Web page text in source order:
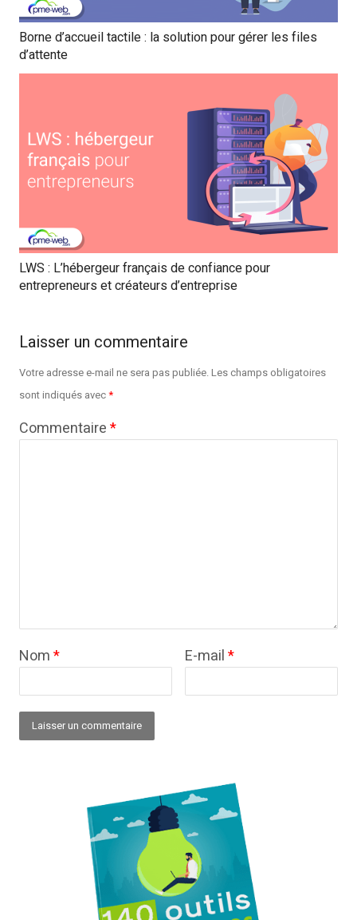
Borne d’accueil tactile : la solution pour gérer les files
d’attente
LWS : L’hébergeur français de confiance pour
entrepreneurs et créateurs d’entreprise
Laisser un commentaire
Votre adresse e-mail ne sera pas publiée.Les champs obligatoires
sont indiqués avec*
Commentaire*
Nom* E-mail*